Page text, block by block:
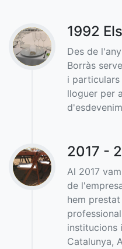
1992
Des de
Borràs
i
lloguer per
2017 -
Al 2017
de
hem
institucions
Catalunya,